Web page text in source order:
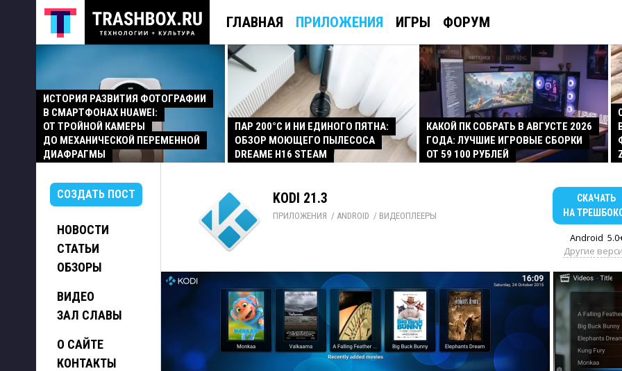
ГЛАВНАЯ ПРИЛОЖЕНИЯ ИГРЫ ФОРУМ
ИСТОРИЯ РАЗВИТИЯ ФОТОГРАФИИ
В СМАРТФОНАХ HUAWEI:
ОТ ТРОЙНОЙ КАМЕРЫ
ДО МЕХАНИЧЕСКОЙ ПЕРЕМЕННОЙ
ДИАФРАГМЫ
ПАР 200°C И НИ ЕДИНОГО ПЯТНА:
ОБЗОР МОЮЩЕГО ПЫЛЕСОСА
DREAME H16 STEAM
КАКОЙ ПК СОБРАТЬ В АВГУСТЕ 2026
ГОДА: ЛУЧШИЕ ИГРОВЫЕ СБОРКИ
ОТ 59 100 РУБЛЕЙ
СОЗДАТЬ ПОСТ
НОВОСТИ
СТАТЬИ
ОБЗОРЫ
ВИДЕО
ЗАЛ СЛАВЫ
О САЙТЕ
КОНТАКТЫ
KODI 21.3
ПРИЛОЖЕНИЯ / ANDROID / ВИДЕОПЛЕЕРЫ
СКАЧАТЬ
НА
Android
Другие